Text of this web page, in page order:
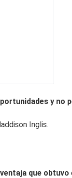
y no
Inglis.
que obtuvo